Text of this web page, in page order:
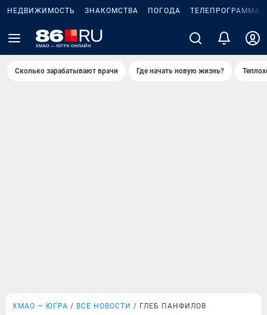
НЕДВИЖИМОСТЬ ЗНАКОМСТВА ПОГОДА ТЕЛЕПРОГРАММА
Сколько зарабатывают врачи Где начать новую жизнь?
ХМАО — ЮГРА ВСЕ НОВОСТИ ГЛЕБ ПАНФИЛОВ